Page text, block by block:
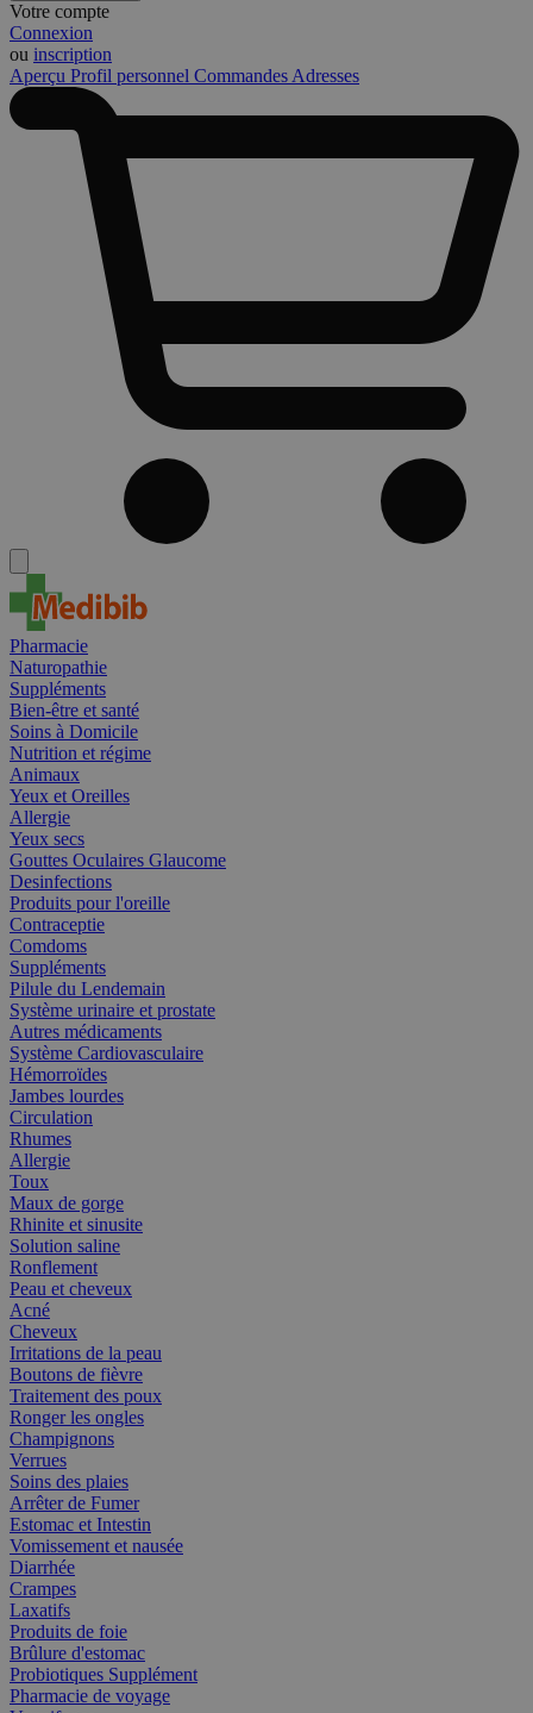
Votre compte
Connexion
ou inscription
Aperçu Profil personnel Commandes Adresses
Pharmacie
Naturopathie
Suppléments
Bien-être et santé
Soins à Domicile
Nutrition et régime
Animaux
Yeux et Oreilles
Allergie
Yeux secs
Gouttes Oculaires Glaucome
Desinfections
Produits pour l'oreille
Contraceptie
Comdoms
Suppléments
Pilule du Lendemain
Système urinaire et prostate
Autres médicaments
Système Cardiovasculaire
Hémorroïdes
Jambes lourdes
Circulation
Rhumes
Allergie
Toux
Maux de gorge
Rhinite et sinusite
Solution saline
Ronflement
Peau et cheveux
Acné
Cheveux
Irritations de la peau
Boutons de fièvre
Traitement des poux
Ronger les ongles
Champignons
Verrues
Soins des plaies
Arrêter de Fumer
Estomac et Intestin
Vomissement et nausée
Diarrhée
Crampes
Laxatifs
Produits de foie
Brûlure d'estomac
Probiotiques Supplément
Pharmacie de voyage